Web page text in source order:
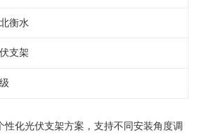
衡水
支架
性化光伏支架方案，支持不同安装角度调